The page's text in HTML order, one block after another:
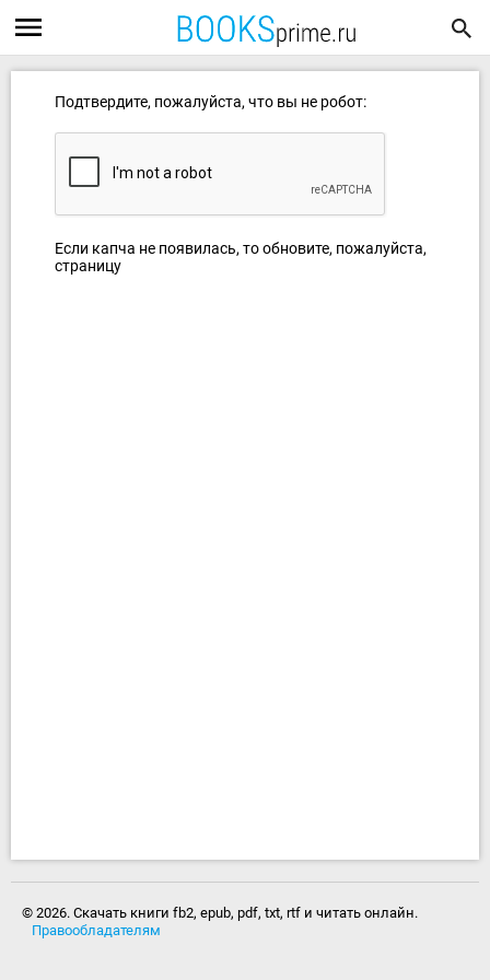
Подтвердите, пожалуйста, что вы не робот:
Если капча не появилась, то обновите, пожалуйста,
страницу
© 2026. Скачать книги fb2, epub, pdf, txt, rtf и читать онлайн.
Правообладателям